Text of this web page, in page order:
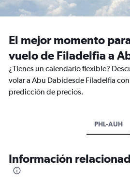
El mejor momento
vuelo de Filadelfia a
¿Tienes un calendario flexible?
volar a Abu Dabidesde Filadelfia
predicción de precios.
PHL-AUH
Información